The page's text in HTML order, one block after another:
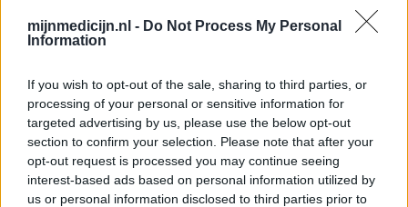
mijnmedicijn.nl - Do Not Process My Personal
Information
If you wish to opt-out of the sale, sharing to third parties, or
processing of your personal or sensitive information for
targeted advertising by us, please use the below opt-out
section to confirm your selection. Please note that after your
opt-out request is processed you may continue seeing
interest-based ads based on personal information utilized by
us or personal information disclosed to third parties prior to